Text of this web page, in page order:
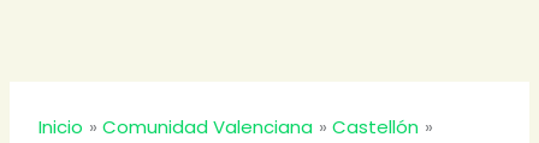
Inicio Comunidad Valenciana
Castellón